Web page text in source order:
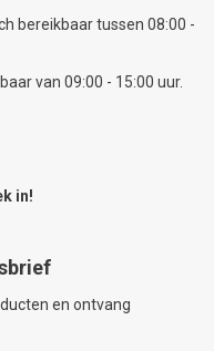
bereikbaar tussen 08:00 -
van 09:00 - 15:00 uur.
in!
en ontvang